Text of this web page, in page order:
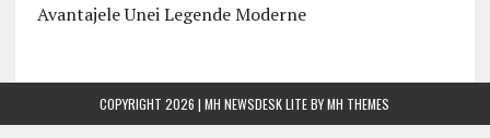
Avantajele Unei Legende Moderne
COPYRIGHT 2026 | MH NEWSDESK LITE BYMH THEMES